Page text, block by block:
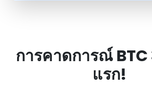
การคาดการณ์
แรก!